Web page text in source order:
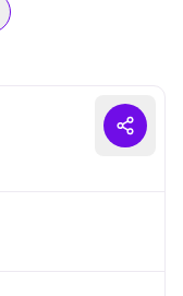
uma vaga de
em um imóvel